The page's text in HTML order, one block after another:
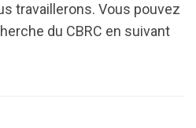
travaillerons. Vous pouvez
du CBRC en suivant